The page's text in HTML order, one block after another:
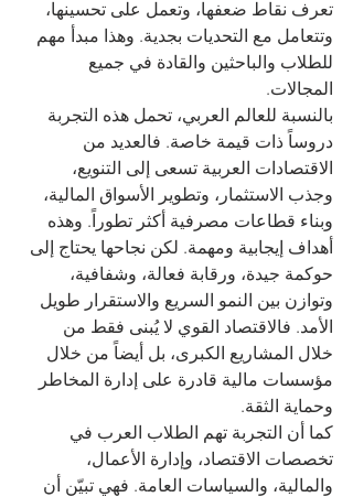
تعرف نقاط ضعفها، وتعمل على تحسينها،
وتتعامل مع التحديات بجدية. وهذا مبدأ مهم
للطلاب والباحثين والقادة في جميع
المجالات.
بالنسبة للعالم العربي، تحمل هذه التجربة
دروساً ذات قيمة خاصة. فالعديد من
الاقتصادات العربية تسعى إلى التنويع،
وجذب الاستثمار، وتطوير الأسواق المالية،
وبناء قطاعات مصرفية أكثر تطوراً. وهذه
أهداف إيجابية ومهمة. لكن نجاحها يحتاج إلى
حوكمة جيدة، ورقابة فعالة، وشفافية،
وتوازن بين النمو السريع والاستقرار طويل
الأمد. فالاقتصاد القوي لا يُبنى فقط من
خلال المشاريع الكبرى، بل أيضاً من خلال
مؤسسات مالية قادرة على إدارة المخاطر
وحماية الثقة.
كما أن التجربة تهم الطلاب العرب في
تخصصات الاقتصاد، وإدارة الأعمال،
والمالية، والسياسات العامة. فهي تبيّن أن